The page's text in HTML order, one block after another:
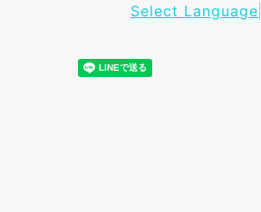
Select Language